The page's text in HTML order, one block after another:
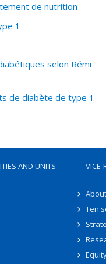
de nutrition
1
selon Rémi
de diabète de type 1
AND UNITS VICE-
About
Ten